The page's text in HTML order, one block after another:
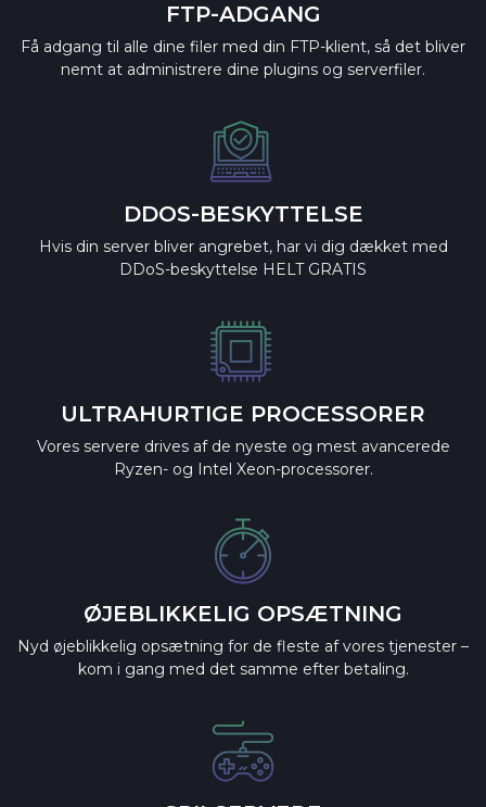
FTP-ADGANG
Få adgang til alle dine filer med din FTP-klient, så det bliver
nemt at administrere dine plugins og serverfiler.
DDOS-BESKYTTELSE
Hvis din server bliver angrebet, har vi dig dækket med
DDoS-beskyttelse HELT GRATIS
ULTRAHURTIGE PROCESSORER
Vores servere drives af de nyeste og mest avancerede
Ryzen- og Intel Xeon-processorer.
ØJEBLIKKELIG OPSÆTNING
Nyd øjeblikkelig opsætning for de fleste af vores tjenester –
kom i gang med det samme efter betaling.